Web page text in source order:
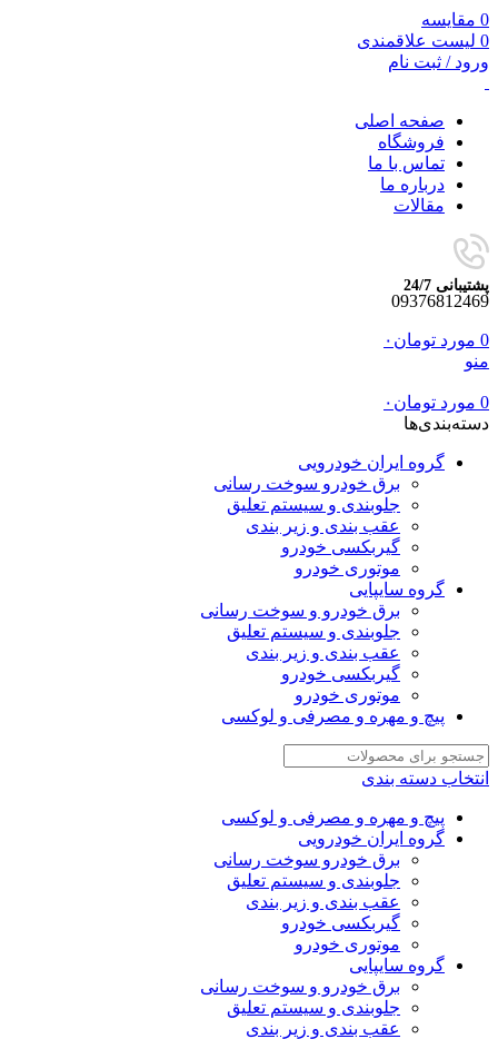
0 مقایسه
0 لیست علاقمندی
ورود / ثبت نام
صفحه اصلی
فروشگاه
تماس با ما
درباره ما
مقالات
پشتیبانی 24/7
09376812469
0 مورد تومان ۰
منو
0 مورد تومان ۰
دسته‌بندی‌ها
گروه ایران خودرویی
برق خودرو سوخت رسانی
جلوبندی و سیستم تعلیق
عقب بندی و زیر بندی
گیربکسی خودرو
موتوری خودرو
گروه سایپایی
برق خودرو و سوخت رسانی
جلوبندی و سیستم تعلیق
عقب بندی و زیر بندی
گیربکسی خودرو
موتوری خودرو
پیچ و مهره و مصرفی و لوکسی
انتخاب دسته بندی
پیچ و مهره و مصرفی و لوکسی
گروه ایران خودرویی
برق خودرو سوخت رسانی
جلوبندی و سیستم تعلیق
عقب بندی و زیر بندی
گیربکسی خودرو
موتوری خودرو
گروه سایپایی
برق خودرو و سوخت رسانی
جلوبندی و سیستم تعلیق
عقب بندی و زیر بندی